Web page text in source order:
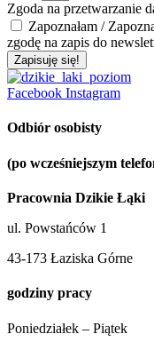
Zgoda na przetwarzanie
Zapoznałam /
zgodę na zapis do
Zapisuję się!
Facebook Instagram
Odbiór osobisty
(po wcześniejszym
Pracownia Dzikie Łąki
ul. Powstańców 1
43-173 Łaziska Górne
godziny pracy
Poniedziałek – Piątek